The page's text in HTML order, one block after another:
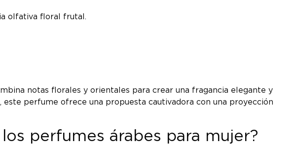
olfativa floral frutal.
notas florales y orientales para crear una fragancia elegante y
perfume ofrece una propuesta cautivadora con una proyección
perfumes árabes para mujer?